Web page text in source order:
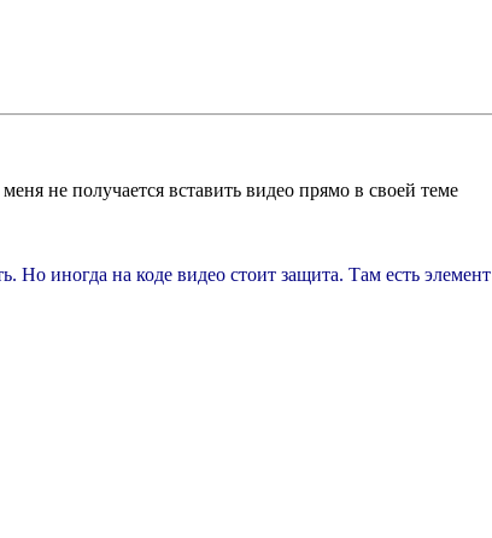
не получается вставить видео прямо в своей теме
Но иногда на коде видео стоит защита. Там есть элемент